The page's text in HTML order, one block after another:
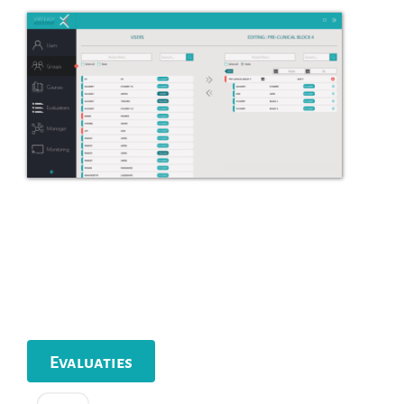
Evaluaties